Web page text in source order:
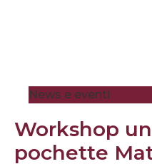
News e eventi
Workshop
pochette